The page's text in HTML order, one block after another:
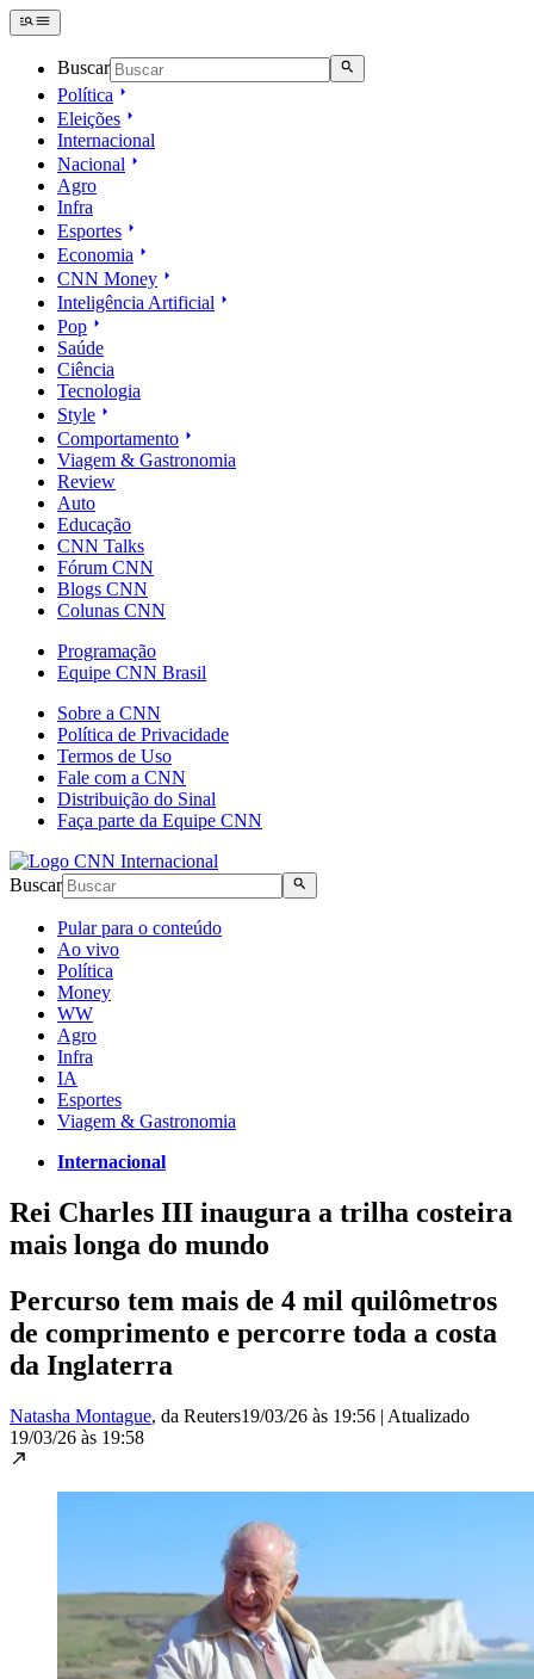
Buscar
Política
Eleições
Internacional
Nacional
Agro
Infra
Esportes
Economia
CNN Money
Inteligência Artificial
Pop
Saúde
Ciência
Tecnologia
Style
Comportamento
Viagem & Gastronomia
Review
Auto
Educação
CNN Talks
Fórum CNN
Blogs CNN
Colunas CNN
Programação
Equipe CNN Brasil
Sobre a CNN
Política de Privacidade
Termos de Uso
Fale com a CNN
Distribuição do Sinal
Faça parte da Equipe CNN
Buscar
Pular para o conteúdo
Ao vivo
Política
Money
WW
Agro
Infra
IA
Esportes
Viagem & Gastronomia
Internacional
Rei Charles III inaugura a trilha costeira
mais longa do mundo
Percurso tem mais de 4 mil quilômetros
de comprimento e percorre toda a costa
da Inglaterra
Natasha Montague, da Reuters19/03/26 às 19:56 | Atualizado
19/03/26 às 19:58